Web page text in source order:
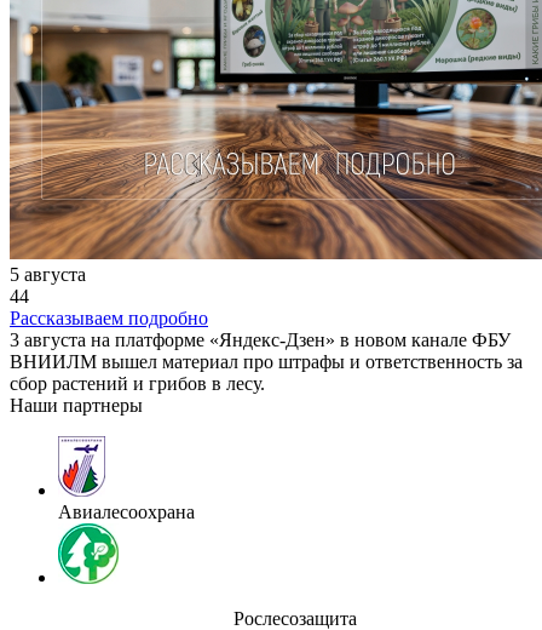
5 августа
44
Рассказываем подробно
3 августа на платформе «Яндекс-Дзен» в новом канале ФБУ
ВНИИЛМ вышел материал про штрафы и ответственность за
сбор растений и грибов в лесу.
Наши партнеры
Авиалесоохрана
Рослесозащита